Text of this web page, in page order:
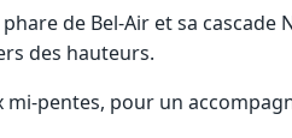
de Bel-Air et sa cascade
des hauteurs.
mi-pentes, pour un